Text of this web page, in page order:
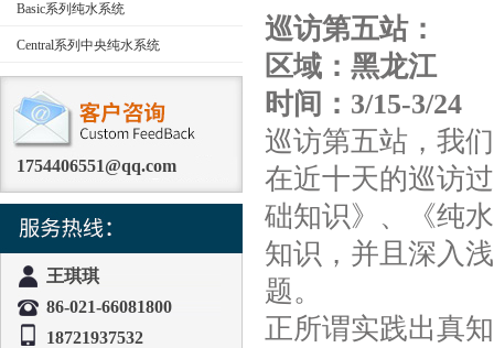
Basic系列纯水系统
Central系列中央纯水系统
1754406551@qq.com
王琪琪
86-021-66081800
18721937532
巡访第五站：
区域：黑龙江
时间：3/15-3/24
巡访第五站，我
在近十天的巡访
础知识》、《纯
知识，并且深入
题。
正所谓实践出真